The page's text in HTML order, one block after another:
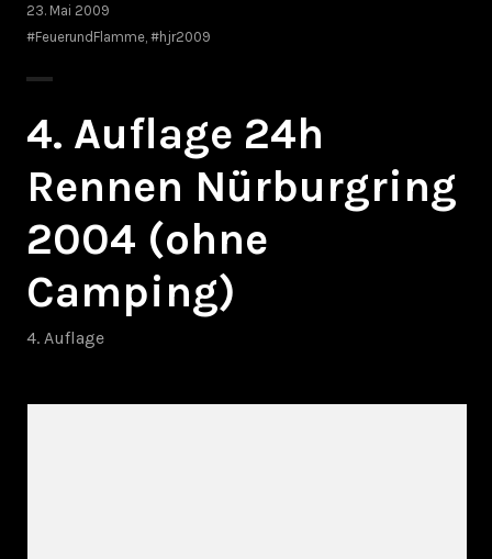
23. Mai 2009
#FeuerundFlamme #hjr2009
4. Auflage 24h
Rennen Nürburgring
2004 (ohne
Camping)
4. Auflage